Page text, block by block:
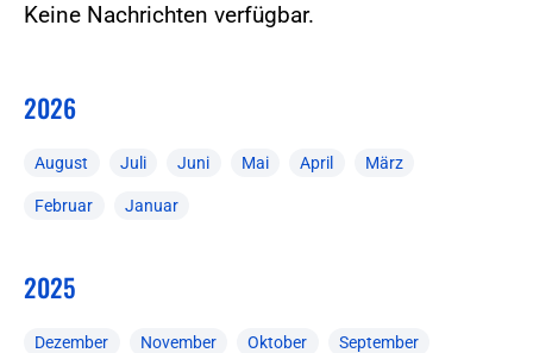
Keine Nachrichten verfügbar.
2026
August Juli Juni Mai April März
Februar Januar
2025
Dezember November Oktober September